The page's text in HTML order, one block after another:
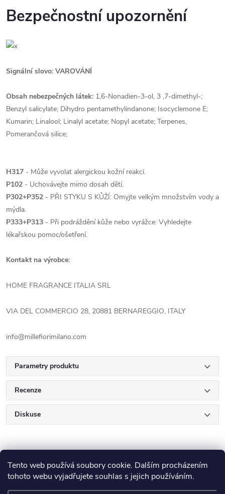
Tento web používá soubory cookie. Dalším procházením
tohoto webu vyjadřujete souhlas s jejich používáním.
Bezpečnostní upozornění
Signální slovo: VAROVÁNÍ
Obsah nebezpečných látek: 1,6-Nonadien-3-ol, 3 ,7-dimethyl-;
Benzyl salicylate; Dihydro pentamethylindanone; Isocyclemone E;
Kumarin; Linalool; Linalyl acetate; Nopyl acetate; Terpenes,
Pomerančová silice;
H317 - Může vyvolat alergickou kožní reakci.
P102 - Uchovávejte mimo dosah dětí.
P302+P352 - PŘI STYKU S KŮŽÍ: Omyjte velkým množstvím vody a
mýdla.
P333+P313 - Při podráždění kůže nebo vyrážce: Vyhledejte
lékařskou pomoc/ošetření.
Kontakt na výrobce:
HOME FRAGRANCE ITALIA SRL
VIA DEL COMMERCIO 28, 20881 BERNAREGGIO, ITALY
info@millefiorimilano.com
Parametry produktu
Recenze
Diskuse